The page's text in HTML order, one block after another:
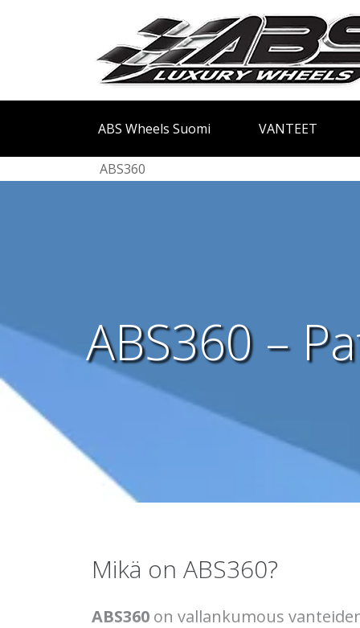
ABS Wheels Suomi VANTEET
ABS360
ABS360 –
Mikä on ABS360?
ABS360 on vallankumous